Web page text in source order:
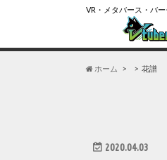
VR・メタバース・バ
ホーム 花譜
2020.04.03